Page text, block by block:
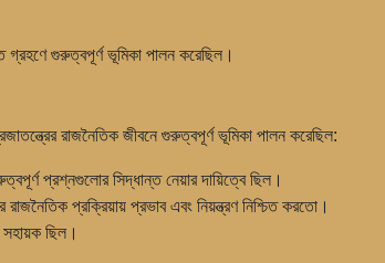
গ্রহণে গুরুত্বপূর্ণ ভূমিকা পালন করেছিল।
রাজনৈতিক জীবনে গুরুত্বপূর্ণ ভূমিকা পালন করেছিল:
প্রশ্নগুলোর সিদ্ধান্ত নেয়ার দায়িত্বে ছিল।
প্রক্রিয়ায় প্রভাব এবং নিয়ন্ত্রণ নিশ্চিত করতো।
সহায়ক ছিল।